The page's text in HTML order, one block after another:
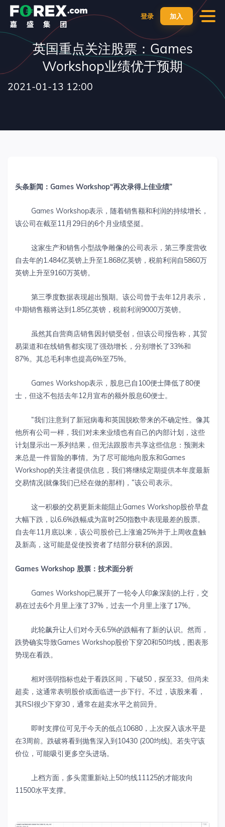
登录 加入
英国重点关注股票：Games
Workshop业绩优于预期
2021-01-13 12:00
头条新闻： Games Workshop“再次录得上佳业绩”
Games Workshop表示，随着销售额和利润的持续增长，
该公司在截至11月29日的6个月业绩坚挺。
这家生产和销售小型战争雕像的公司表示，第三季度营收
自去年的1.484亿英镑上升至1.868亿英镑，税前利润自5860万
英镑上升至9160万英镑。
第三季度数据表现超出预期。该公司曾于去年12月表示，
中期销售额将达到1.85亿英镑，税前利润9000万英镑。
虽然其自营商店销售因封锁受创，但该公司报告称，其贸
易渠道和在线销售都实现了强劲增长，分别增长了33%和
87%。其总毛利率也提高6%至75%。
Games Workshop表示，股息已自100便士降低了80便
士，但这不包括去年12月宣布的额外股息60便士。
“我们注意到了新冠病毒和英国脱欧带来的不确定性。像其
他所有公司一样，我们对未来业绩也有自己的内部计划，这些
计划显示出一系列结果，但无法跟股市共享这些信息：预测未
来总是一件冒险的事情。为了尽可能地向股东和Games
Workshop的关注者提供信息，我们将继续定期提供本年度最新
交易情况(就像我们已经在做的那样)，”该公司表示。
这一积极的交易更新未能阻止Games Workshop股价早盘
大幅下跌，以6.6%跌幅成为富时250指数中表现最差的股票。
自去年11月底以来，该公司股价已上涨逾25%并于上周收盘触
及新高，这可能是促使投资者了结部分获利的原因。
Games Workshop 股票：技术面分析
Games Workshop已展开了一轮令人印象深刻的上行，交
易在过去6个月里上涨了37%，过去一个月里上涨了17%。
此轮飙升让人们对今天6.5%的跌幅有了新的认识。然而，
跌势确实导致Games Workshop股价下穿20和50均线，图表形
势现在看跌。
相对强弱指标也处于看跌区间，下破50，探至33。但尚未
超卖，这通常表明股价或面临进一步下行。不过，该股来看，
其RSI很少下穿30，通常在超卖水平之前回升。
即时支撑位可见于今天的低点10680，上次探入该水平是
在3周前。跌破将看到抛售深入到10430 (200均线)。若失守该
价位，可能吸引更多空头进场。
上档方面，多头需重新站上50均线11125的才能攻向
11500水平支撑。